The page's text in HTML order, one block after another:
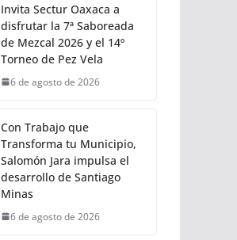
Invita Sectur Oaxaca a
disfrutar la 7ª Saboreada
de Mezcal 2026 y el 14º
Torneo de Pez Vela
6 de agosto de 2026
Con Trabajo que
Transforma tu Municipio,
Salomón Jara impulsa el
desarrollo de Santiago
Minas
6 de agosto de 2026